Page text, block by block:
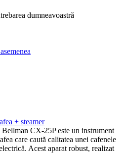
dumneavoastră
+ steamer
CX-25P este un instrument
care caută calitatea unei cafenele
Acest aparat robust, realizat